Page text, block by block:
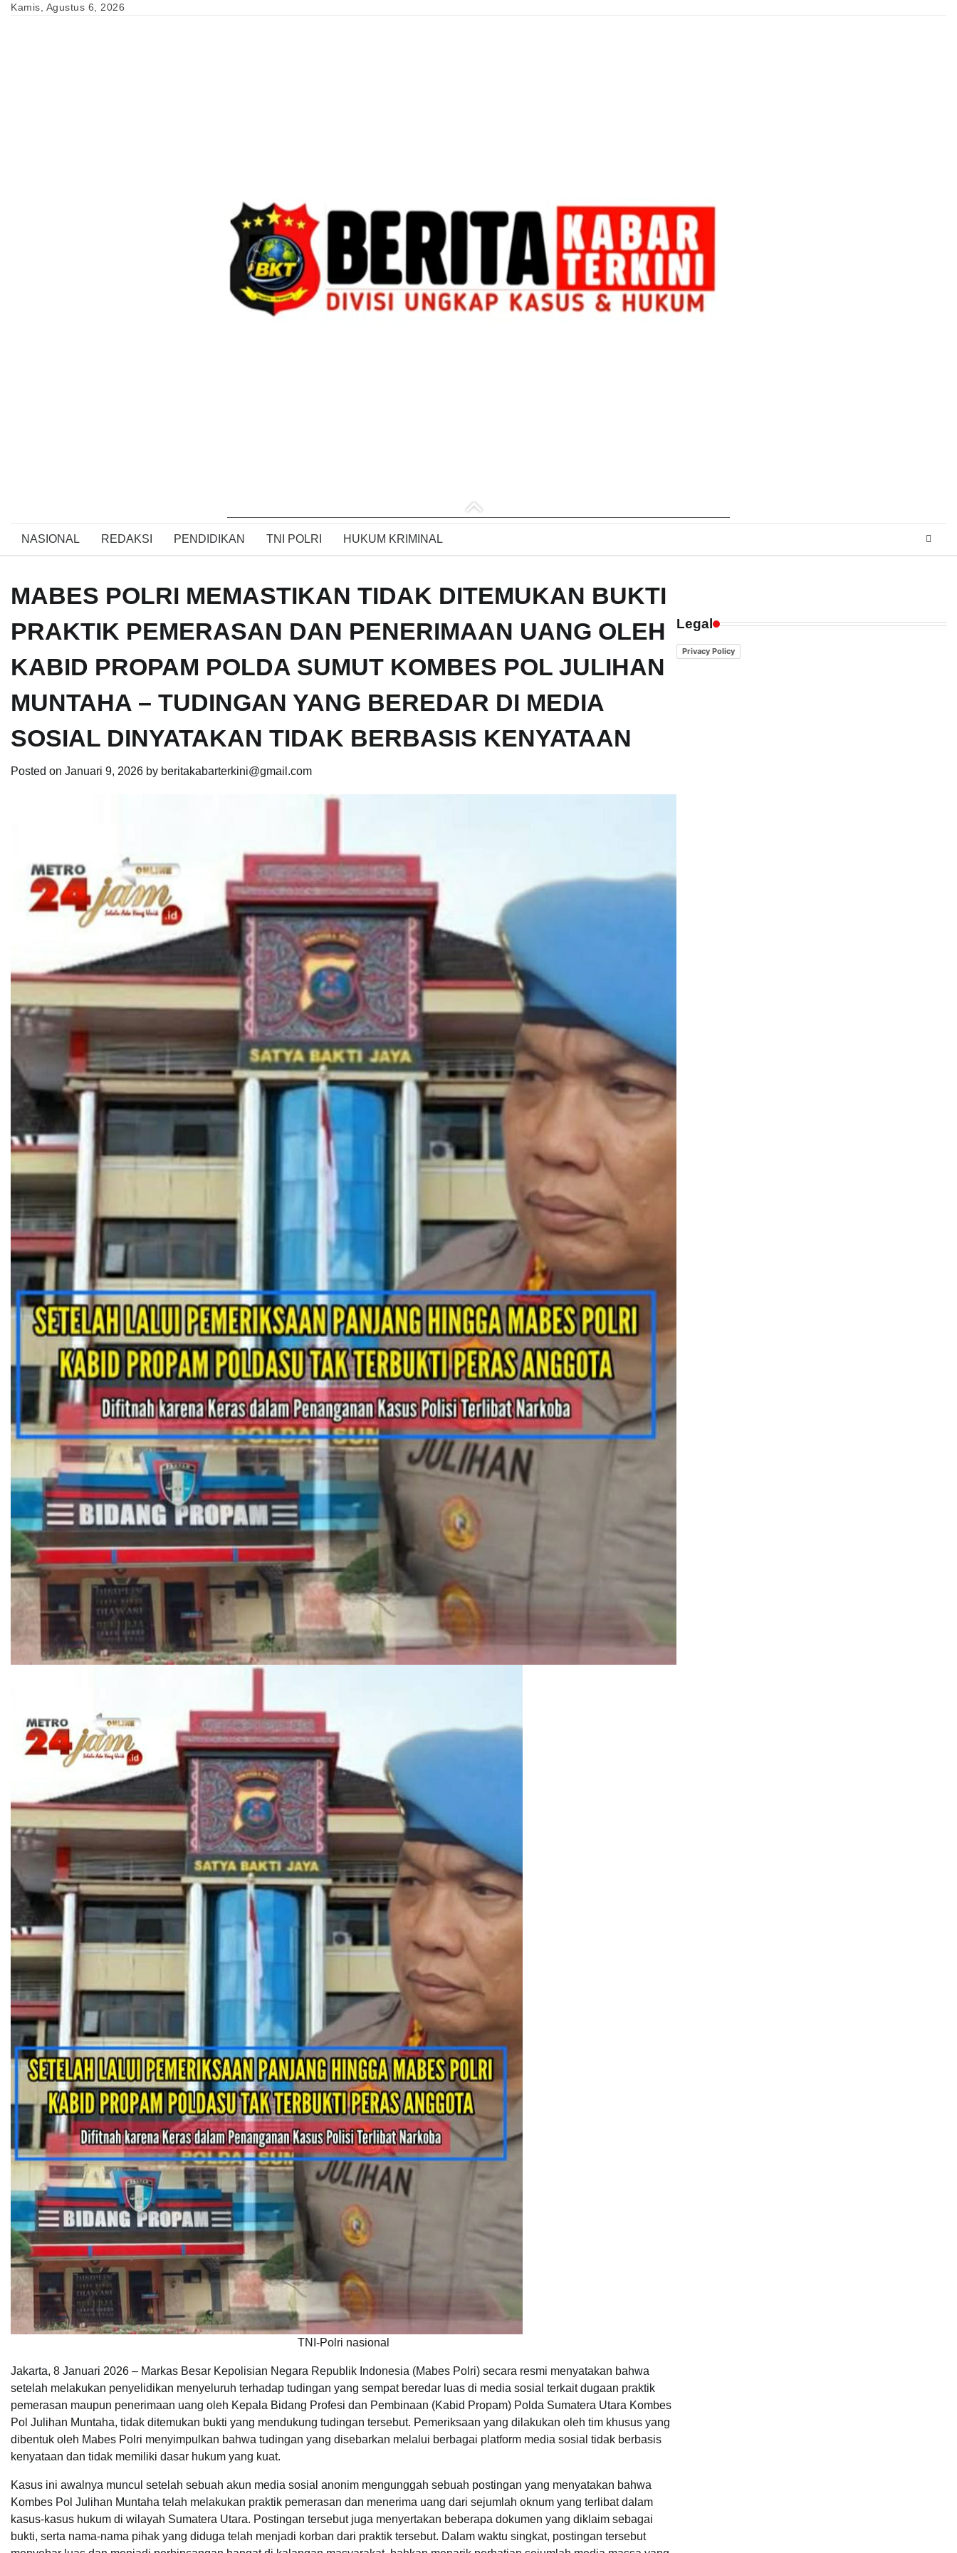
SkipKamis, Agustus 6, 2026
NASIONAL REDAKSI PENDIDIKAN TNI POLRI HUKUM KRIMINAL
MABES POLRI MEMASTIKAN TIDAK DITEMUKAN BUKTI
PRAKTIK PEMERASAN DAN PENERIMAAN UANG OLEH
KABID PROPAM POLDA SUMUT KOMBES POL JULIHAN
MUNTAHA – TUDINGAN YANG BEREDAR DI MEDIA
SOSIAL DINYATAKAN TIDAK BERBASIS KENYATAAN
Posted on Januari 9, 2026 by beritakabarterkini@gmail.com
TNI-Polri nasional
Jakarta, 8 Januari 2026 – Markas Besar Kepolisian Negara Republik Indonesia (Mabes Polri) secara resmi menyatakan bahwa
setelah melakukan penyelidikan menyeluruh terhadap tudingan yang sempat beredar luas di media sosial terkait dugaan praktik
pemerasan maupun penerimaan uang oleh Kepala Bidang Profesi dan Pembinaan (Kabid Propam) Polda Sumatera Utara Kombes
Pol Julihan Muntaha, tidak ditemukan bukti yang mendukung tudingan tersebut. Pemeriksaan yang dilakukan oleh tim khusus yang
dibentuk oleh Mabes Polri menyimpulkan bahwa tudingan yang disebarkan melalui berbagai platform media sosial tidak berbasis
kenyataan dan tidak memiliki dasar hukum yang kuat.
Kasus ini awalnya muncul setelah sebuah akun media sosial anonim mengunggah sebuah postingan yang menyatakan bahwa
Kombes Pol Julihan Muntaha telah melakukan praktik pemerasan dan menerima uang dari sejumlah oknum yang terlibat dalam
kasus-kasus hukum di wilayah Sumatera Utara. Postingan tersebut juga menyertakan beberapa dokumen yang diklaim sebagai
bukti, serta nama-nama pihak yang diduga telah menjadi korban dari praktik tersebut. Dalam waktu singkat, postingan tersebut
Legal
Privacy Policy